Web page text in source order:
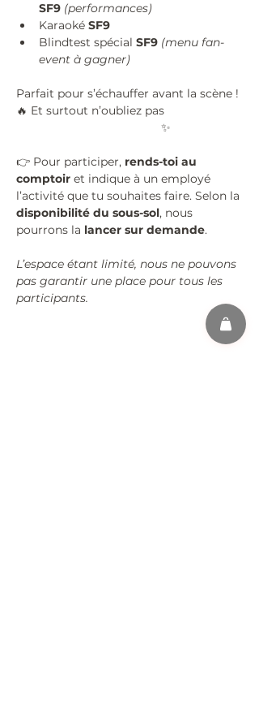
SF9 (performances)
Karaoké SF9
Blindtest spécial SF9 (menu fan-
event à gagner)
Parfait pour s’échauffer avant la scène !
🔥 Et surtout n’oubliez pas
✨
👉 Pour participer, rends-toi au
comptoir et indique à un employé
l’activité que tu souhaites faire. Selon la
disponibilité du sous-sol, nous
pourrons la lancer sur demande.
L’espace étant limité, nous ne pouvons
pas garantir une place pour tous les
participants.